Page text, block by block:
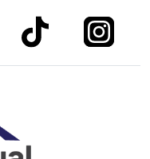
to linkedinlink to tiktok link to